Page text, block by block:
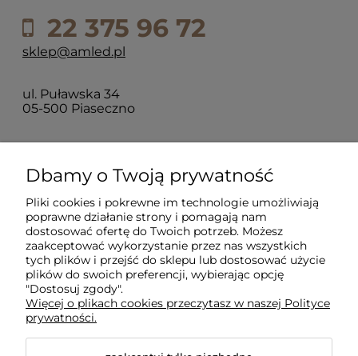
22 375 96 72
sklep@amled.pl
ul. Puławska 34
05-500 Piaseczno
Dla klientów
Informacje
O firmie
Dbamy o Twoją prywatność
Pliki cookies i pokrewne im technologie umożliwiają
poprawne działanie strony i pomagają nam
dostosować ofertę do Twoich potrzeb. Możesz
zaakceptować wykorzystanie przez nas wszystkich
tych plików i przejść do sklepu lub dostosować użycie
plików do swoich preferencji, wybierając opcję
"Dostosuj zgody".
Więcej o plikach cookies przeczytasz w naszej Polityce
prywatności.